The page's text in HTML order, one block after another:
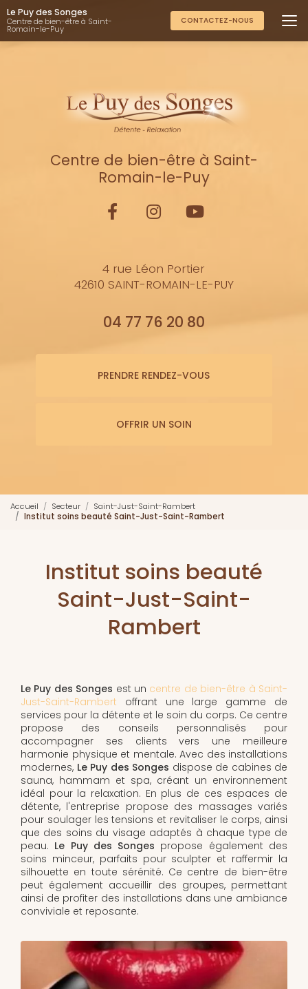
Aller
au
contenu
principal
Le Puy des Songes
Centre de bien-être à Saint-
Romain-le-Puy
CONTACTEZ-NOUS
Centre de bien-être à Saint-
Romain-le-Puy
4 rue Léon Portier
42610 SAINT-ROMAIN-LE-PUY
04 77 76 20 80
PRENDRE RENDEZ-VOUS
OFFRIR UN SOIN
Accueil Secteur
Saint-Just-Saint-Rambert
Institut soins beauté Saint-Just-Saint-Rambert
Institut soins beauté
Saint-Just-Saint-
Rambert
Le Puy des Songes est un centre de bien-être à Saint-
Just-Saint-Rambert offrant une large gamme de
services pour la détente et le soin du corps. Ce centre
propose des conseils personnalisés pour
accompagner ses clients vers une meilleure
harmonie physique et mentale. Avec des installations
modernes, Le Puy des Songes dispose de cabines de
sauna, hammam et spa, créant un environnement
idéal pour la relaxation. En plus de ces espaces de
détente, l'entreprise propose des massages variés
pour soulager les tensions et revitaliser le corps, ainsi
que des soins du visage adaptés à chaque type de
peau. Le Puy des Songes propose également des
soins minceur, parfaits pour sculpter et raffermir la
silhouette en toute sérénité. Ce centre de bien-être
peut également accueillir des groupes, permettant
ainsi de profiter des installations dans une ambiance
conviviale et reposante.